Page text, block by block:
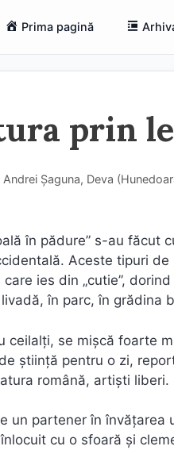
Prima pagină
prin
Șaguna, Deva
în pădure” s-au făcut
Aceste tipuri
ies din „cutie”,
în parc, în grădina
ceilalți, se mișcă foarte
știință pentru o zi,
română, artiști liberi.
un partener în învățarea
cu o sfoară și